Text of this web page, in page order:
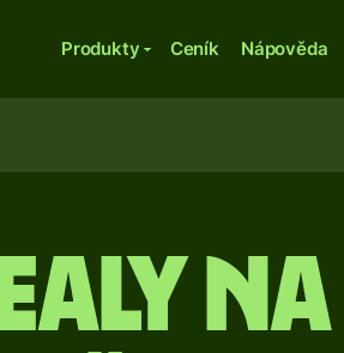
Produkty Ceník Nápověda
na